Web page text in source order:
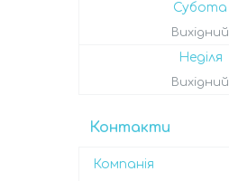
Субота
Вихідний
Неділя
Вихідний
Контакти